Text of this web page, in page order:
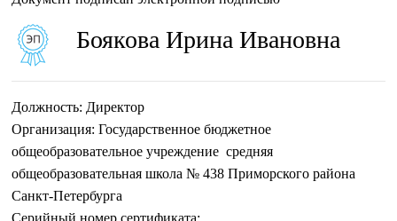
Боякова Ирина Ивановна
Должность: Директор
Организация: Государственное бюджетное
общеобразовательное учреждение средняя
общеобразовательная школа № 438 Приморского района
Санкт-Петербурга
Серийный номер сертификата: